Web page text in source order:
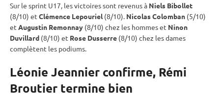
Sur le sprint U17, les victoires sont revenus à Niels Bibollet
(8/10) et Clémence Lepouriel(8/10). Nicolas Colomban (5/10)
et Augustin Remonnay (8/10) chez les hommes et Ninon
Duvillard (8/10) et Rose Dusserre (8/10) chez les dames
complètent les podiums.
Léonie Jeannier confirme, Rémi
Broutier termine bien